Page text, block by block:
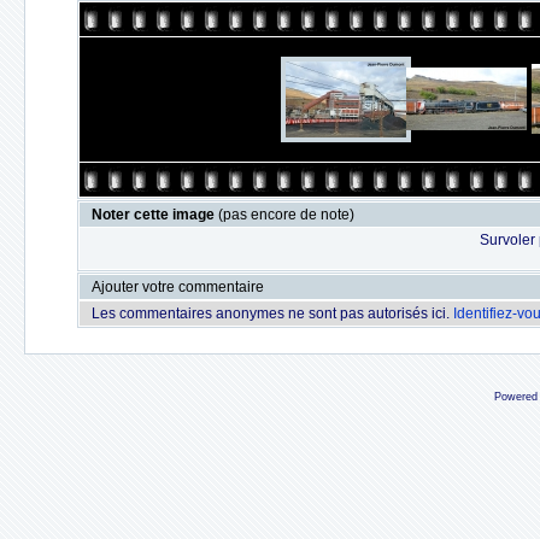
Noter cette image (pas encore de note)
Survoler
Ajouter votre commentaire
Les commentaires anonymes ne sont pas autorisés ici. Identifiez-